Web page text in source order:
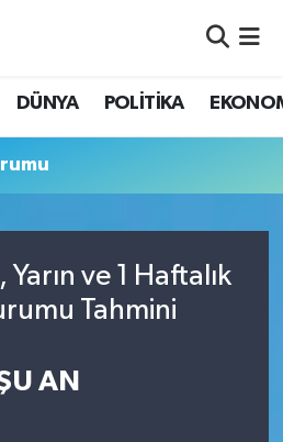
DÜNYA POLİTİKA
ve 1 Haftalık
Tahmini
AN
ve Fikstür